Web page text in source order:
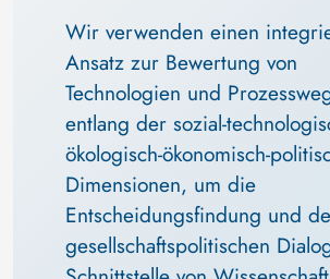
Wir verwenden einen
Ansatz zur Bewertung von
Technologien und
entlang der sozial-
ökologisch-ökonomisch-
Dimensionen, um die
Entscheidungsfindung und
gesellschaftspolitischen